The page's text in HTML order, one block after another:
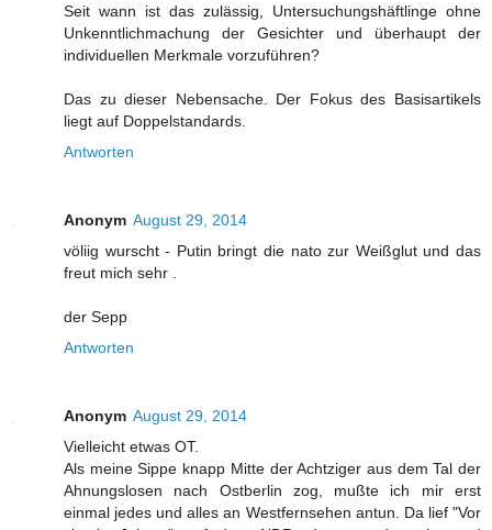
Seit wann ist das zulässig, Untersuchungshäftlinge ohne
Unkenntlichmachung der Gesichter und überhaupt der
individuellen Merkmale vorzuführen?
Das zu dieser Nebensache. Der Fokus des Basisartikels
liegt auf Doppelstandards.
Antworten
Anonym August 29, 2014
völiig wurscht - Putin bringt die nato zur Weißglut und das
freut mich sehr .
der Sepp
Antworten
Anonym August 29, 2014
Vielleicht etwas OT.
Als meine Sippe knapp Mitte der Achtziger aus dem Tal der
Ahnungslosen nach Ostberlin zog, mußte ich mir erst
einmal jedes und alles an Westfernsehen antun. Da lief "Vor